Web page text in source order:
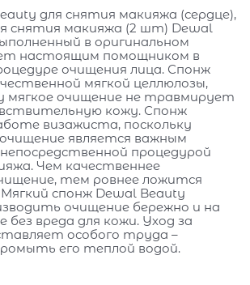
для снятия макияжа (сердце),
снятия макияжа (2 шт) Dewal
в оригинальном
настоящим помощником в
очищения лица. Спонж
мягкой целлюлозы,
мягкое очищение не травмирует
кожу. Спонж
визажиста, поскольку
является важным
процедурой
Чем качественнее
тем ровнее ложится
спонж Dewal Beauty
очищение бережно и на
без вреда для кожи. Уход за
особого труда –
его теплой водой.